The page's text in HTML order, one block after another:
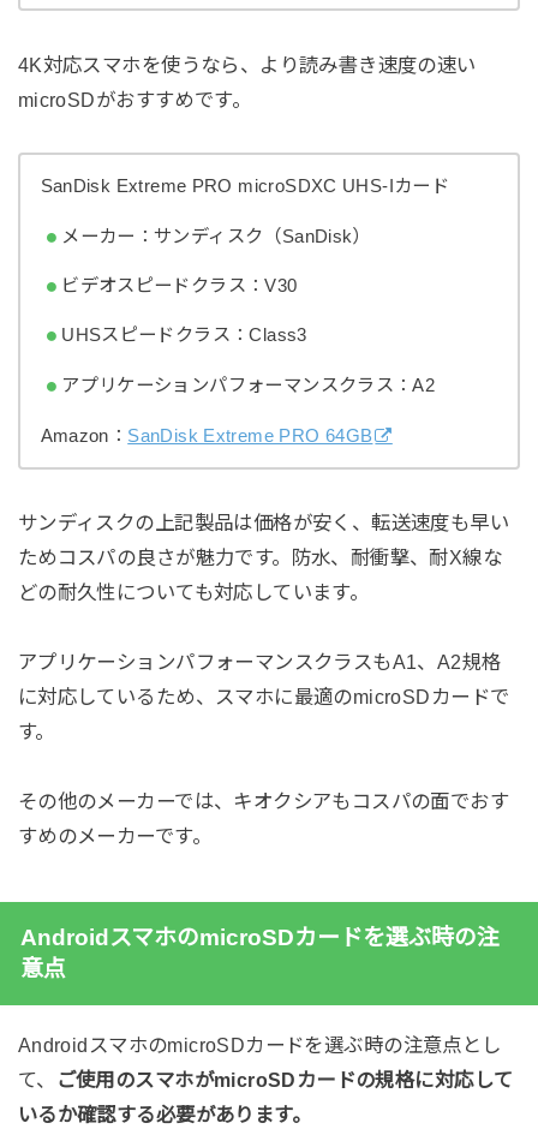
4K対応スマホを使うなら、より読み書き速度の速い
microSDがおすすめです。
SanDisk Extreme PRO microSDXC UHS-Iカード
メーカー：サンディスク（SanDisk）
ビデオスピードクラス：V30
UHSスピードクラス：Class3
アプリケーションパフォーマンスクラス：A2
Amazon： SanDisk Extreme PRO 64GB
サンディスクの上記製品は価格が安く、転送速度も早い
ためコスパの良さが魅力です。防水、耐衝撃、耐X線な
どの耐久性についても対応しています。
アプリケーションパフォーマンスクラスもA1、A2規格
に対応しているため、スマホに最適のmicroSDカードで
す。
その他のメーカーでは、キオクシアもコスパの面でおす
すめのメーカーです。
AndroidスマホのmicroSDカードを選ぶ時の注
意点
AndroidスマホのmicroSDカードを選ぶ時の注意点とし
て、
ご使用のスマホがmicroSDカードの規格に対応して
いるか確認する必要があります。